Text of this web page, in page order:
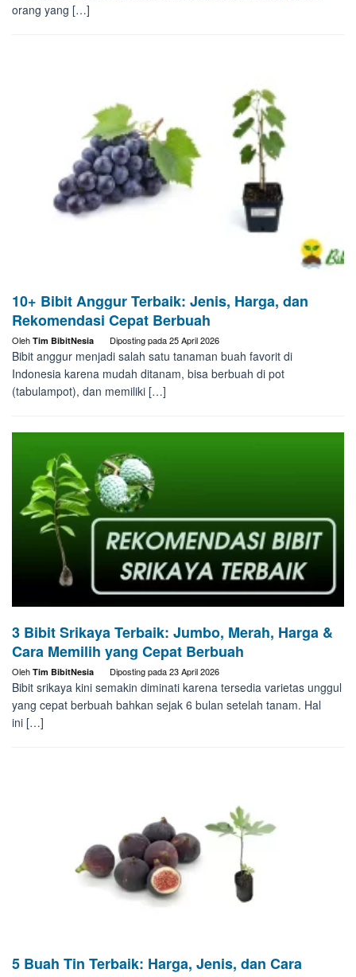
orang yang […]
10+ Bibit Anggur Terbaik: Jenis, Harga, dan
Rekomendasi Cepat Berbuah
Oleh Tim BibitNesia Diposting pada25 April 2026
Bibit anggur menjadi salah satu tanaman buah favorit di
Indonesia karena mudah ditanam, bisa berbuah di pot
(tabulampot), dan memiliki […]
3 Bibit Srikaya Terbaik: Jumbo, Merah, Harga &
Cara Memilih yang Cepat Berbuah
Oleh Tim BibitNesia Diposting pada23 April 2026
Bibit srikaya kini semakin diminati karena tersedia varietas unggul
yang cepat berbuah bahkan sejak 6 bulan setelah tanam. Hal
ini […]
5 Buah Tin Terbaik: Harga, Jenis, dan Cara